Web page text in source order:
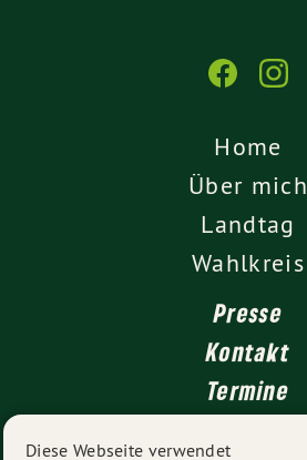
Home
Über mich
Landtag
Wahlkreis
Presse
Kontakt
Termine
Diese Webseite verwendet